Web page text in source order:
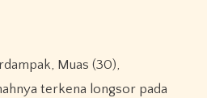
Muas (30),
terkena longsor pada